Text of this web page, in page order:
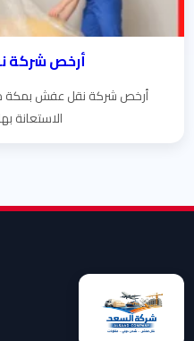
أرخص شركة
أرخص شركة نقل عفش بمكة
الاستعانة